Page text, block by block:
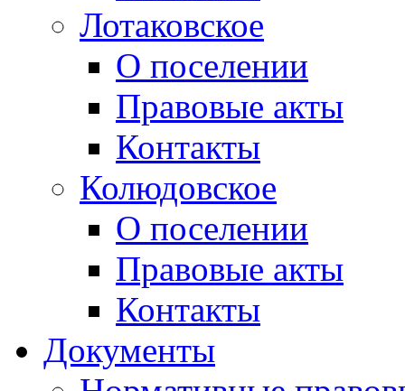
Лотаковское
О поселении
Правовые акты
Контакты
Колюдовское
О поселении
Правовые акты
Контакты
Документы